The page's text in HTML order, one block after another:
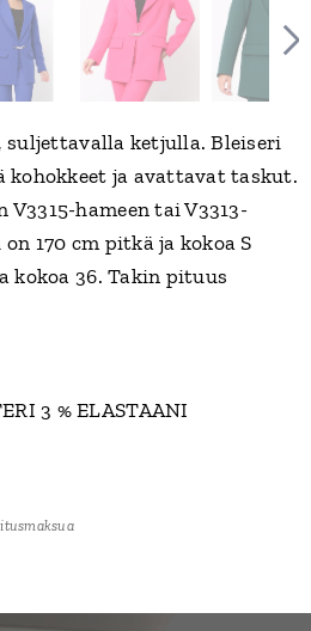
suljettavalla ketjulla. Bleiseri
kohokkeet ja avattavat taskut.
hameen tai V3313-
170 cm pitkä ja kokoa S
kokoa 36. Takin pituus
3 % ELASTAANI